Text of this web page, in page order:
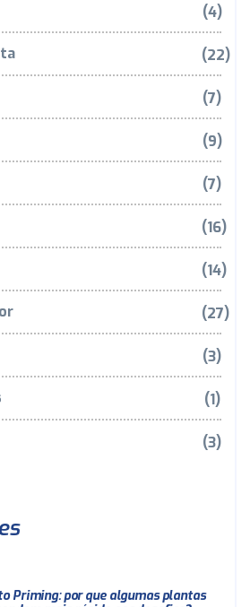
(4)
(22)
(7)
(9)
(7)
(16)
(14)
(27)
(3)
(1)
(3)
Priming: por que algumas plantas